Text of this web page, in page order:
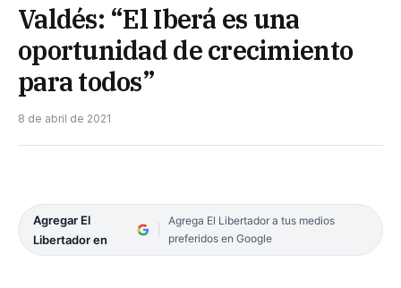
Valdés: “El Iberá es una
oportunidad de crecimiento
para todos”
8 de abril de 2021
Agregar El
Libertador en
Agrega El Libertador a tus medios
preferidos en Google